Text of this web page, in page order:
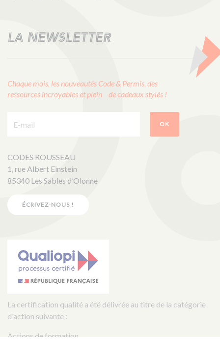
LA NEWSLETTER
Chaque mois, les nouveautés Code & Permis, des
ressources incroyables et plein de cadeaux stylés !
OK
CODES ROUSSEAU
1, rue Albert Einstein
85340 Les Sables d’Olonne
ÉCRIVEZ-NOUS !
La certification qualité a été délivrée au titre de la catégorie
d'action suivante :
Actions de formation